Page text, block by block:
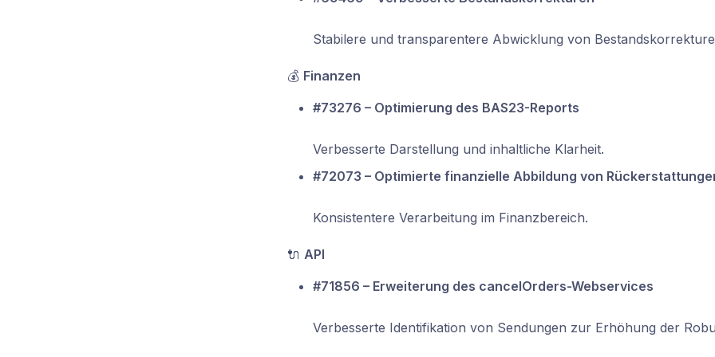
Stabilere und transparentere Abwicklung von
💰 Finanzen
#73276 – Optimierung des BAS23-Reports
Verbesserte Darstellung und inhaltliche Klarheit.
#72073 – Optimierte finanzielle Abbildung von
Konsistentere Verarbeitung im Finanzbereich.
🔌 API
#71856 – Erweiterung des cancelOrders-Webservices
Verbesserte Identifikation von Sendungen zur Erhöhung der